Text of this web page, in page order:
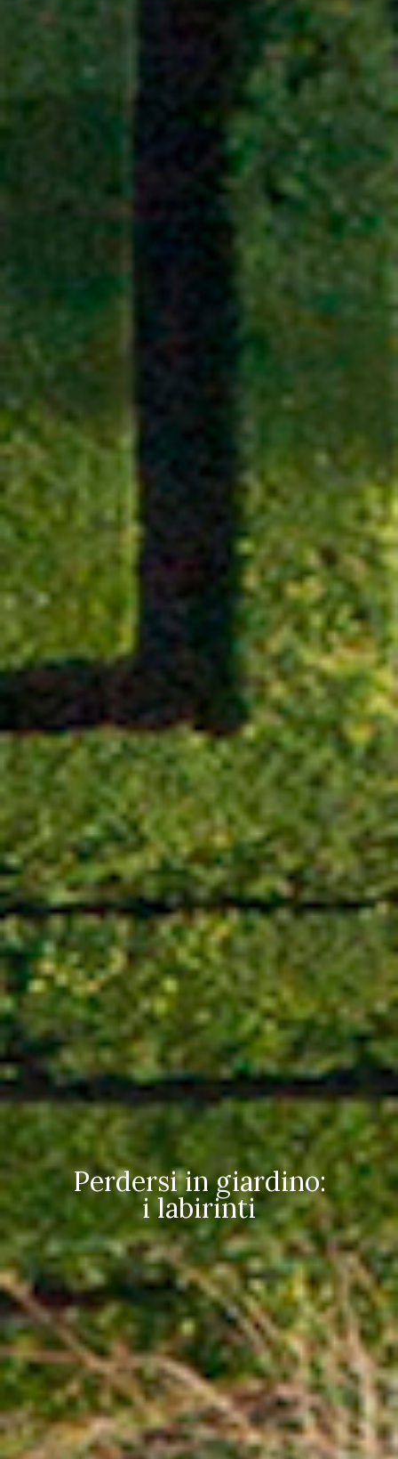
Perdersi in giardino:
i labirinti